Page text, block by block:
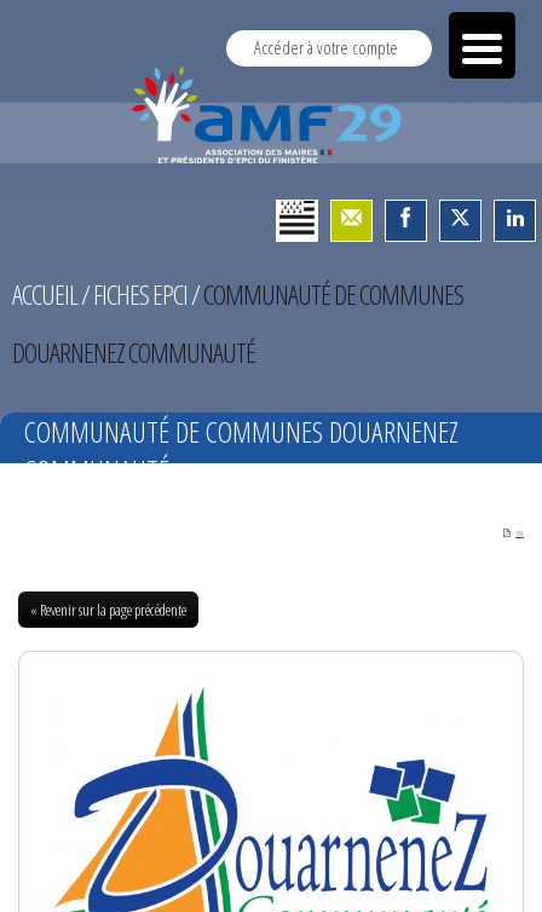
Accéder à votre compte
ACCUEIL/FICHES EPCI/COMMUNAUTÉ DE COMMUNES
DOUARNENEZ COMMUNAUTÉ
COMMUNAUTÉ DE COMMUNES DOUARNENEZ
COMMUNAUTÉ
PDF
« Revenir sur la page précédente